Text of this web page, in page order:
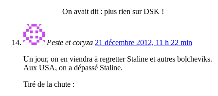
On avait dit : plus rien sur DSK !
Peste et coryza 21 décembre 2012, 11 h 22 min
Un jour, on en viendra à regretter Staline et autres bolcheviks.
Aux USA, on a dépassé Staline.
Tiré de la chute :